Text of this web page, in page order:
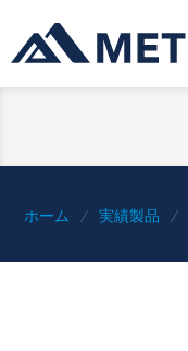
ホーム 実績製品